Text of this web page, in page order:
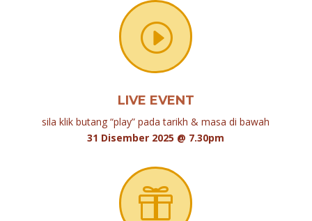
I
LIVE EVENT
sila klik butang “play” pada tarikh & masa di bawah
31 Disember 2025 @ 7.30pm
